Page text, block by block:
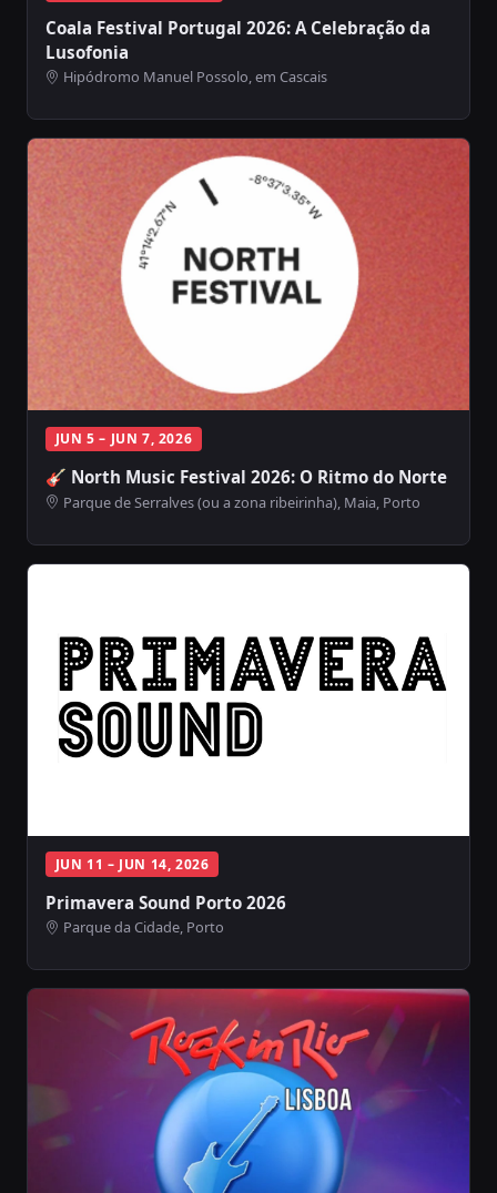
Coala Festival Portugal 2026: A Celebração da
Lusofonia
Hipódromo Manuel Possolo, em Cascais
JUN 5 – JUN 7, 2026
🎸 North Music Festival 2026: O Ritmo do Norte
Parque de Serralves (ou a zona ribeirinha), Maia, Porto
JUN 11 – JUN 14, 2026
Primavera Sound Porto 2026
Parque da Cidade, Porto